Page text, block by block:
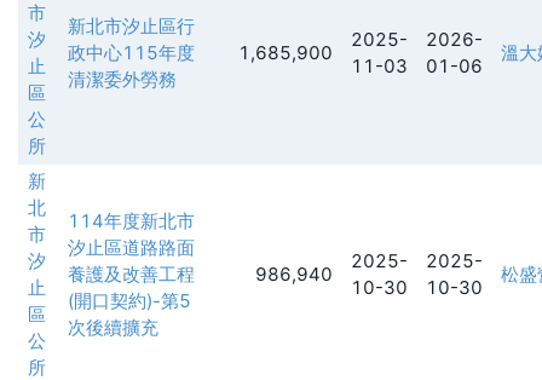
市
汐
止
區
公
所
新北市汐止區行
政中心115年度
清潔委外勞務
1,685,900
2025-
11-03
2026-
01-06
溫大
新
北
市
汐
止
區
公
所
114年度新北市
汐止區道路路面
養護及改善工程
(開口契約)-第5
次後續擴充
986,940
2025-
10-30
2025-
10-30
松盛